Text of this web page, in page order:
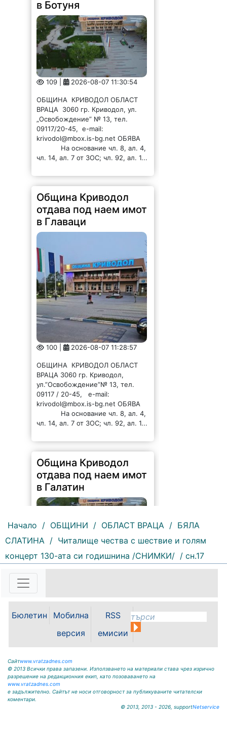
в Ботуня
109 | 2026-08-07 11:30:54
ОБЩИНА КРИВОДОЛ ОБЛАСТ
ВРАЦА 3060 гр. Криводол, ул.
„Освобождение” № 13, тел.
09117/20-45, e-mail:
krivodol@mbox.is-bg.net ОБЯВА
На основание чл. 8, ал. 4,
чл. 14, ал. 7 от ЗОС; чл. 92, ал. 1...
Община Криводол
отдава под наем имот
в Главаци
100 | 2026-08-07 11:28:57
ОБЩИНА КРИВОДОЛ ОБЛАСТ
ВРАЦА 3060 гр. Криводол,
ул.”Освобождение”№ 13, тел.
09117 / 20-45, e-mail:
krivodol@mbox.is-bg.net ОБЯВА
На основание чл. 8, ал. 4,
чл. 14, ал. 7 от ЗОС; чл. 92, ал. 1...
Община Криводол
отдава под наем имот
в Галатин
108 | 2026-08-07 11:27:20
ВРАЦА 3060 гр. Криводол,
ул.”Освобождение”№ 13, тел.
09117 / 20-45, e-mail:
krivodol@dir.bg ОБЯВА На
основание чл. 8, ал. 4, чл. 14, ал.
7 от ЗОС; чл. 92, ал. 1...
Начало / ОБЩИНИ / ОБЛАСТ ВРАЦА / БЯЛА
СЛАТИНА / Читалище чества с шествие и голям
концерт 130-ата си годишнина /СНИМКИ/ / сн.17
Бюлетин
Мобилна
версия
RSS
емисии
Сайтwww.vratzadnes.com
© 2013 Всички права запазени. Използването на материали става чрез изрично
разрешение на редакционния екип, като позоваването на
www.vratzadnes.com
е задължително. Сайтът не носи отговорност за публикуваните читателски
коментари.
© 2013, 2013 - 2026, supportNetservice